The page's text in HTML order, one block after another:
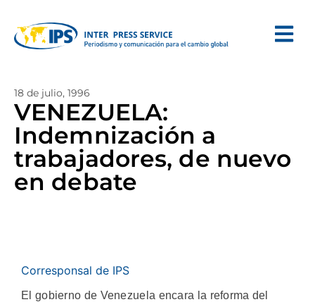
18 de julio, 1996
VENEZUELA:
Indemnización a
trabajadores, de nuevo
en debate
Corresponsal de IPS
El gobierno de Venezuela encara la reforma del